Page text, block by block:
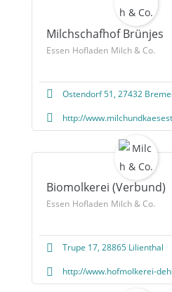
Milchschafhof Brünjes
Essen Hofladen Milch & Co.
Ostendorf 51, 27432
http://
Biomolkerei (Verbund)
Essen Hofladen Milch & Co.
Trupe 17, 28865 Lilienthal
http://www.hofmolkerei-